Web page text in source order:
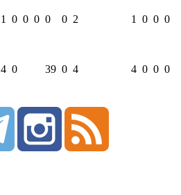
1 0 0 0 0 0 2 1 0 0 0
4 0 39 0 4 4 0 0 0